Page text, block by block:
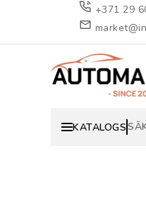
+371 29
KATALOGS